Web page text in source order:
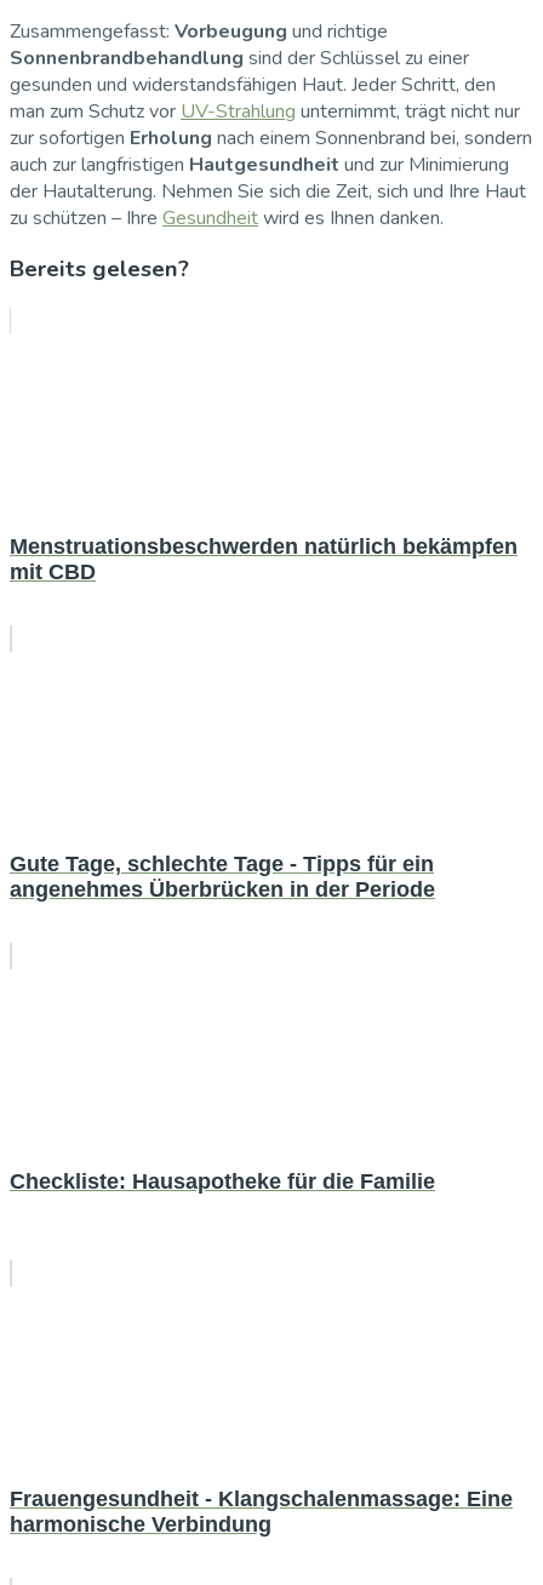
Zusammengefasst: Vorbeugung und richtige
Sonnenbrandbehandlung sind der Schlüssel zu einer
gesunden und widerstandsfähigen Haut. Jeder Schritt, den
man zum Schutz vor UV-Strahlung unternimmt, trägt nicht nur
zur sofortigen Erholung nach einem Sonnenbrand bei, sondern
auch zur langfristigen Hautgesundheit und zur Minimierung
der Hautalterung. Nehmen Sie sich die Zeit, sich und Ihre Haut
zu schützen – Ihre Gesundheitwird es Ihnen danken.
Bereits gelesen?
Menstruationsbeschwerden natürlich bekämpfen
mit CBD
Gute Tage, schlechte Tage - Tipps für ein
angenehmes Überbrücken in der Periode
Checkliste: Hausapotheke für die Familie
Frauengesundheit - Klangschalenmassage: Eine
harmonische Verbindung